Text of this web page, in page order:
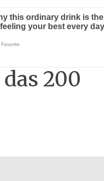
200